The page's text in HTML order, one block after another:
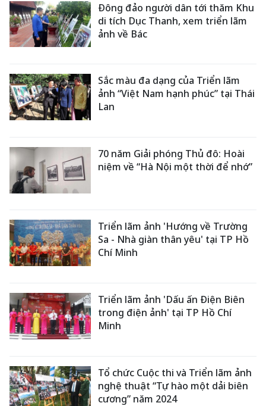
Đông đảo người dân tới thăm Khu
di tích Dục Thanh, xem triển lãm
ảnh về Bác
Sắc màu đa dạng của Triển lãm
ảnh “Việt Nam hạnh phúc” tại Thái
Lan
70 năm Giải phóng Thủ đô: Hoài
niệm về “Hà Nội một thời để nhớ”
Triển lãm ảnh 'Hướng về Trường
Sa - Nhà giàn thân yêu' tại TP Hồ
Chí Minh
Triển lãm ảnh 'Dấu ấn Điện Biên
trong điện ảnh' tại TP Hồ Chí
Minh​
Tổ chức Cuộc thi và Triển lãm ảnh
nghệ thuật “Tự hào một dải biên
cương” năm 2024